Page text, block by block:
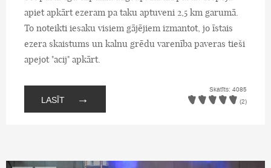
apiet apkārt ezeram pa taku aptuveni 2,5 km garumā.
To noteikti iesaku visiem gājējiem izmantot, jo īstais
ezera skaistums un kalnu grēdu varenība paveras tieši
apejot "acij" apkārt.
LASĪT →
Skatīts: 4085
(2)